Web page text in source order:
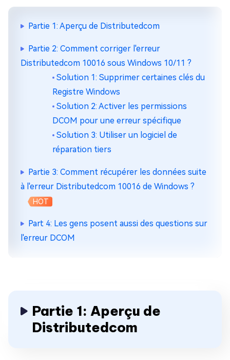
Partie 1: Aperçu de Distributedcom
Partie 2: Comment corriger l'erreur
Distributedcom 10016 sous Windows 10/11 ?
Solution 1: Supprimer certaines clés du
Registre Windows
Solution 2: Activer les permissions
DCOM pour une erreur spécifique
Solution 3: Utiliser un logiciel de
réparation tiers
Partie 3: Comment récupérer les données suite
à l'erreur Distributedcom 10016 de Windows ?
HOT
Part 4: Les gens posent aussi des questions sur
l'erreur DCOM
Partie 1: Aperçu de
Distributedcom